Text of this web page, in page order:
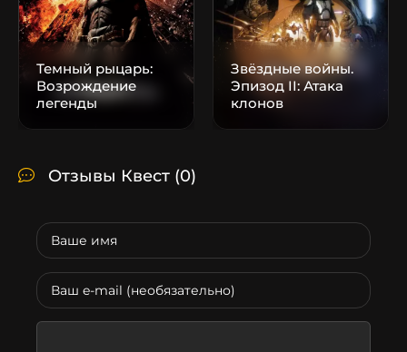
Темный рыцарь:
Возрождение
легенды
Звёздные войны.
Эпизод II: Атака
клонов
Отзывы Квест (0)